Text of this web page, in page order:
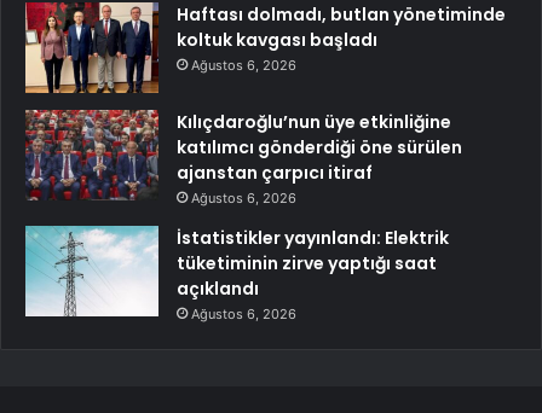
Haftası dolmadı, butlan yönetiminde
koltuk kavgası başladı
Ağustos 6, 2026
Kılıçdaroğlu’nun üye etkinliğine
katılımcı gönderdiği öne sürülen
ajanstan çarpıcı itiraf
Ağustos 6, 2026
İstatistikler yayınlandı: Elektrik
tüketiminin zirve yaptığı saat
açıklandı
Ağustos 6, 2026